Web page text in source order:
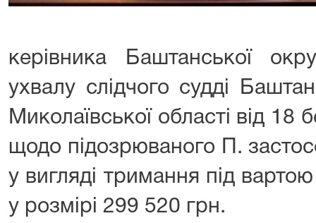
керівника Баштанської
ухвалу слідчого судді
Миколаївської області від
щодо підозрюваного П.
у вигляді тримання під
у розмірі 299 520 грн.